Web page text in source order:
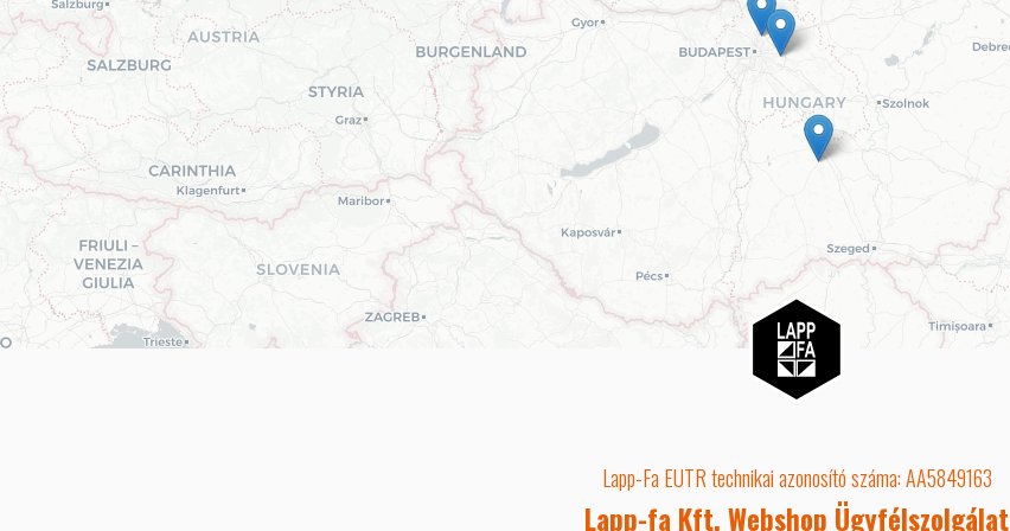
Lapp-Fa EUTR technikai azonosító száma: AA5849163
Lapp-fa Kft. Webshop Ügyfélszolgálat